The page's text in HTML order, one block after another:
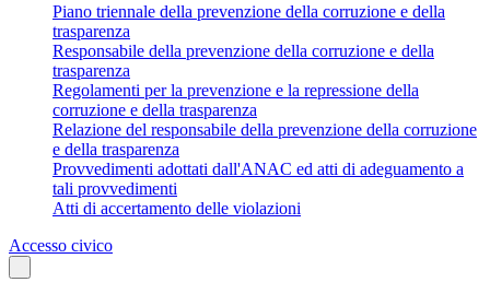
Piano triennale della prevenzione della corruzione e della
trasparenza
Responsabile della prevenzione della corruzione e della
trasparenza
Regolamenti per la prevenzione e la repressione della
corruzione e della trasparenza
Relazione del responsabile della prevenzione della corruzione
e della trasparenza
Provvedimenti adottati dall'ANAC ed atti di adeguamento a
tali provvedimenti
Atti di accertamento delle violazioni
Accesso civico